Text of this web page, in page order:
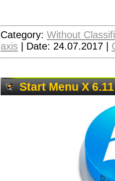
Category: Without
axis
Date: 24.07.2017
Start Menu X